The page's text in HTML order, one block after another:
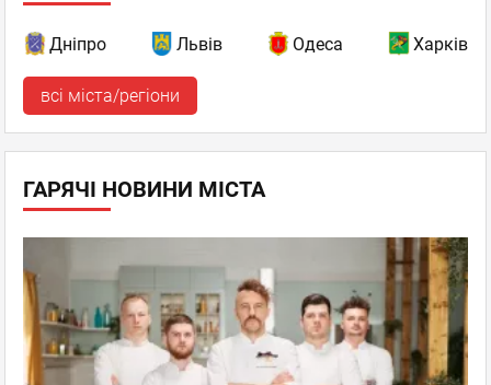
Дніпро Львів Одеса Харків
всі міста/регіони
ГАРЯЧІ НОВИНИ МІСТА